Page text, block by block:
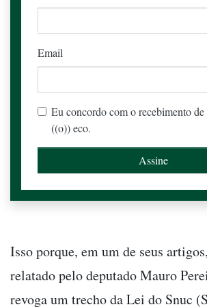
Email
Eu concordo com o recebimento de
((o)) eco.
Isso porque, em um de seus
relatado pelo deputado Mauro
revoga um trecho da Lei do Snuc